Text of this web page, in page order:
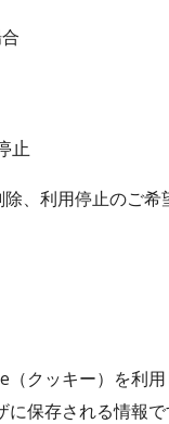
止
、利用停止のご
クッキー）を利用
保存される情報